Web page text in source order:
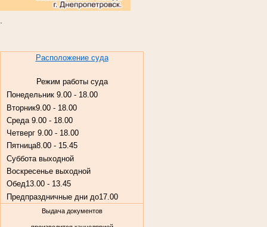
Расположение суда
Режим работы суда
Понедельник 9.00 - 18.00
Вторник9.00 - 18.00
Среда 9.00 - 18.00
Четверг 9.00 - 18.00
Пятница8.00 - 15.45
Суббота выходной
Воскресенье выходной
Обед13.00 - 13.45
Предпраздничные дни до17.00
Выдача документов